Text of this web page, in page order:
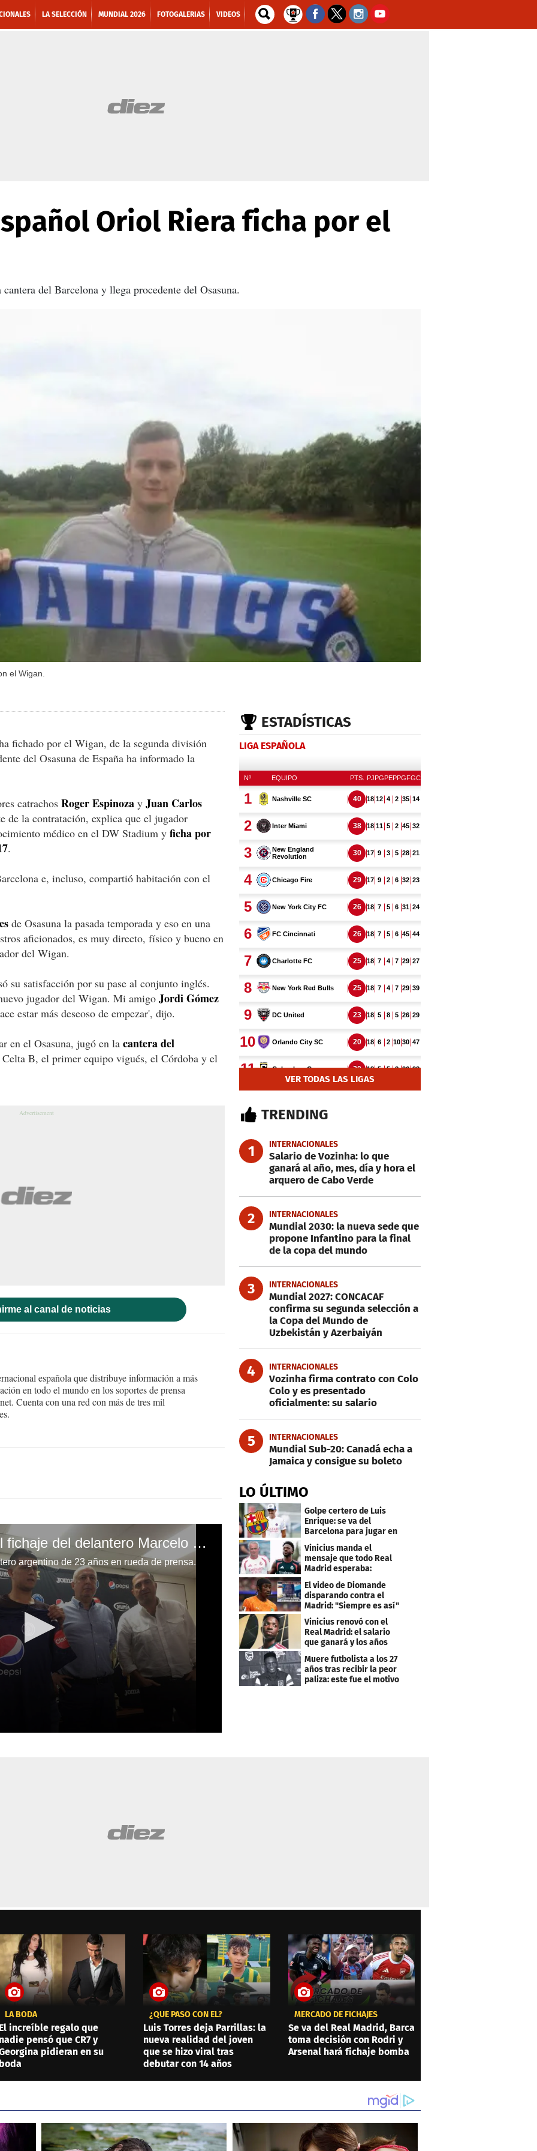
LA SELECCIÓN MUNDIAL 2026 FOTOGALERIAS VIDEOS
Oriol Riera ficha por el
del Barcelona y llega procedente del Osasuna.
el Wigan.
fichado por el Wigan, de la segunda división
del Osasuna de España ha informado la
catrachos Roger Espinoza y Juan Carlos
de la contratación, explica que el jugador
médico en el DW Stadium y ficha por
.
e, incluso, compartió habitación con el
de Osasuna la pasada temporada y eso en una
aficionados, es muy directo, físico y bueno en
del Wigan.
su satisfacción por su pase al conjunto inglés.
jugador del Wigan. Mi amigo Jordi Gómez
estar más deseoso de empezar', dijo.
en el Osasuna, jugó en la cantera del
B, el primer equipo vigués, el Córdoba y el
al canal de noticias
española que distribuye información a más
en todo el mundo en los soportes de prensa
Cuenta con una red con más de tres mil
Motagua hizo oficial el fichaje del delantero Marcelo Estigarribia
argentino de 23 años en rueda de prensa.
ESTADÍSTICAS
LIGA ESPAÑOLA
VER TODAS LAS LIGAS
TRENDING
1 INTERNACIONALES
Salario de Vozinha: lo que
ganará al año, mes, día y hora el
arquero de Cabo Verde
2 INTERNACIONALES
Mundial 2030: la nueva sede que
propone Infantino para la final
de la copa del mundo
3 INTERNACIONALES
Mundial 2027: CONCACAF
confirma su segunda selección a
la Copa del Mundo de
Uzbekistán y Azerbaiyán
4 INTERNACIONALES
Vozinha firma contrato con Colo
Colo y es presentado
oficialmente: su salario
5 INTERNACIONALES
Mundial Sub-20: Canadá echa a
Jamaica y consigue su boleto
LO ÚLTIMO
Golpe certero de Luis
Enrique: se va del
Barcelona para jugar en
el PSG
Vinicius manda el
mensaje que todo Real
Madrid esperaba:
"Mourinho..."
El video de Diomande
disparando contra el
Madrid: "Siempre es así"
Vinicius renovó con el
Real Madrid: el salario
que ganará y los años
Muere futbolista a los 27
años tras recibir la peor
paliza: este fue el motivo
LA BODA
increíble regalo que
pensó que CR7 y
pidieran en su
¿QUÉ PASÓ CON ÉL?
Luis Torres deja Parrillas: la
nueva realidad del joven
que se hizo viral tras
debutar con 14 años
MERCADO DE FICHAJES
Se va del Real Madrid, Barca
toma decisión con Rodri y
Arsenal hará fichaje bomba